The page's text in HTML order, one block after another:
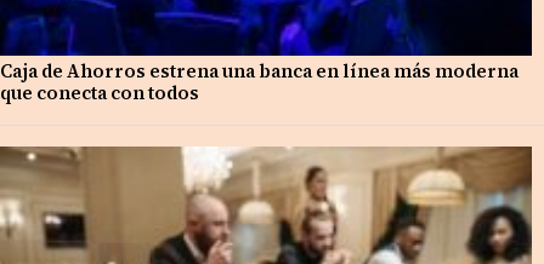
Caja de Ahorros estrena una banca en línea más moderna
que conecta con todos